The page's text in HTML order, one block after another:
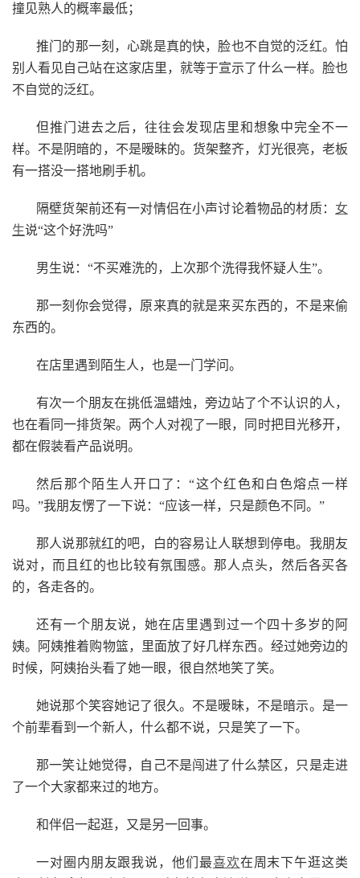
撞见熟人的概率最低；
推门的那一刻，心跳是真的快，脸也不自觉的泛红。怕
别人看见自己站在这家店里，就等于宣示了什么一样。脸也
不自觉的泛红。
但推门进去之后，往往会发现店里和想象中完全不一
样。不是阴暗的，不是暧昧的。货架整齐，灯光很亮，老板
有一搭没一搭地刷手机。
隔壁货架前还有一对情侣在小声讨论着物品的材质： 女
生说“这个好洗吗”
男生说：“不买难洗的，上次那个洗得我怀疑人生”。
那一刻你会觉得，原来真的就是来买东西的，不是来偷
东西的。
在店里遇到陌生人，也是一门学问。
有次一个朋友在挑低温蜡烛，旁边站了个不认识的人，
也在看同一排货架。两个人对视了一眼，同时把目光移开，
都在假装看产品说明。
然后那个陌生人开口了：“这个红色和白色熔点一样
吗。”我朋友愣了一下说：“应该一样，只是颜色不同。”
那人说那就红的吧，白的容易让人联想到停电。我朋友
说对，而且红的也比较有氛围感。那人点头，然后各买各
的，各走各的。
还有一个朋友说，她在店里遇到过一个四十多岁的阿
姨。阿姨推着购物篮，里面放了好几样东西。经过她旁边的
时候，阿姨抬头看了她一眼，很自然地笑了笑。
她说那个笑容她记了很久。不是暧昧，不是暗示。是一
个前辈看到一个新人，什么都不说，只是笑了一下。
那一笑让她觉得，自己不是闯进了什么禁区，只是走进
了一个大家都来过的地方。
和伴侣一起逛，又是另一回事。
一对圈内朋友跟我说，他们最喜欢在周末下午逛这类